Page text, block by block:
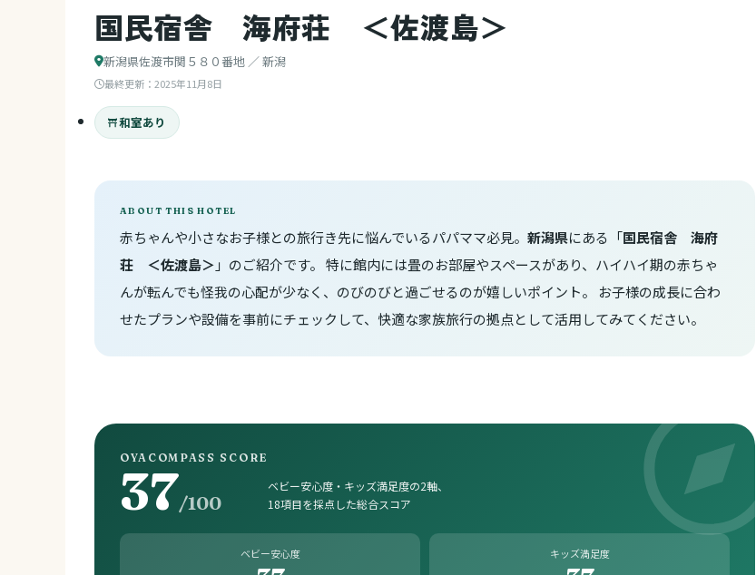
国民宿舎 海府荘 ＜佐渡島＞
新潟県佐渡市関５８０番地 ／ 新潟
最終更新： 2025年11月8日
和室あり
ABOUT THIS HOTEL
赤ちゃんや小さなお子様との旅行き先に悩んでいるパパママ必見。 新潟県にある「国民宿舎 海府
荘 ＜佐渡島＞ 」のご紹介です。 特に館内には畳のお部屋やスペースがあり、ハイハイ期の赤ちゃ
んが転んでも怪我の心配が少なく、のびのびと過ごせるのが嬉しいポイント。 お子様の成長に合わ
せたプランや設備を事前にチェックして、快適な家族旅行の拠点として活用してみてください。
OYACOMPASS SCORE
37/100
ベビー安心度・キッズ満足度の2軸、
18項目を採点した総合スコア
ベビー安心度 キッズ満足度